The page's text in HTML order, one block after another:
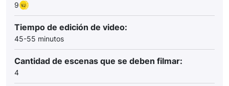
9
Tiempo de edición de video:
45-55 minutos
Cantidad de escenas que se deben filmar:
4